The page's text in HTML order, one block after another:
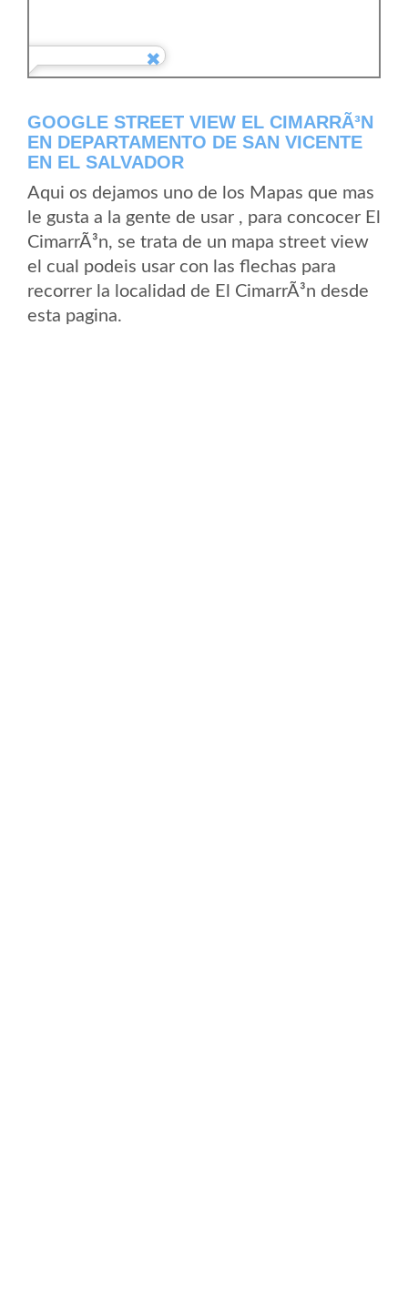
GOOGLE STREET VIEW EL CIMARRÃ³N
EN DEPARTAMENTO DE SAN VICENTE
EN EL SALVADOR
Aqui os dejamos uno de los Mapas que mas
le gusta a la gente de usar , para concocer El
CimarrÃ³n, se trata de un mapa street view
el cual podeis usar con las flechas para
recorrer la localidad de El CimarrÃ³n desde
esta pagina.